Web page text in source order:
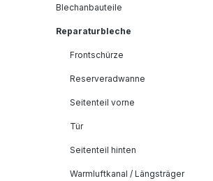
Blechanbauteile
Reparaturbleche
Frontschürze
Reserveradwanne
Seitenteil vorne
Tür
Seitenteil hinten
Warmluftkanal / Längsträger